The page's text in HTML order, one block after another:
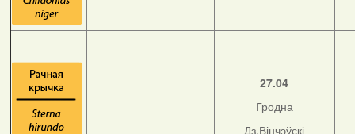
27.04
Гродна
Дз.Вінчэўскі